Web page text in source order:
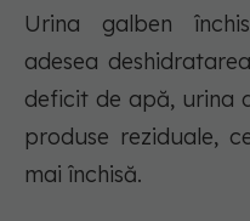
Urina galben
adesea
deficit de apă, urina
produse reziduale,
mai închisă.